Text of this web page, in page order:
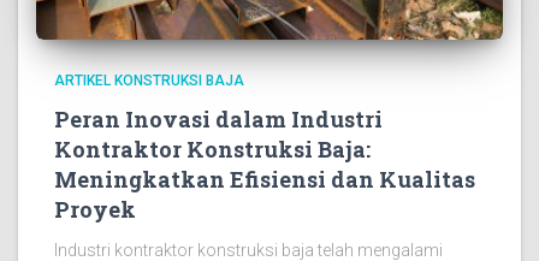
ARTIKEL KONSTRUKSI BAJA
Peran Inovasi dalam Industri
Kontraktor Konstruksi Baja:
Meningkatkan Efisiensi dan Kualitas
Proyek
Industri kontraktor konstruksi baja telah mengalami